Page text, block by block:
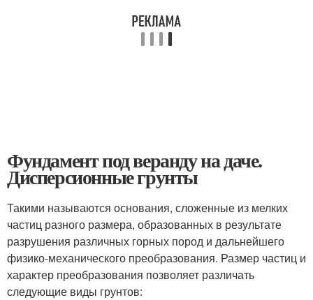
Фундамент под веранду на даче.
Дисперсионные грунты
Такими называются основания, сложенные из мелких
частиц разного размера, образованных в результате
разрушения различных горных пород и дальнейшего
физико-механического преобразования. Размер частиц и
характер преобразования позволяет различать
следующие виды грунтов: